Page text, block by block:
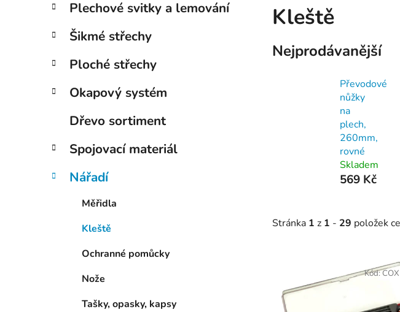
s
r
n
p
n
kategorie
a
e
o
i
Plechové svitky a lemování
Šikmé střechy
Ploché střechy
Okapový systém
Dřevo sortiment
Spojovací materiál
Nářadí
Měřidla
Kleště
Ochranné pomůcky
Nože
Tašky, opasky, kapsy
Kleště
Nejprodávanější
Převodové
nůžky
na
plech,
260mm,
rovné
Skladem
569 Kč
Stránka 1 z 1 - 29 položek
Kód: